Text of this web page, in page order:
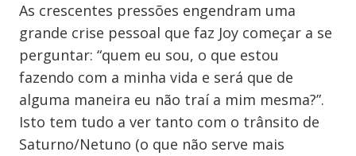
As crescentes pressões engendram uma
grande crise pessoal que faz Joy começar a se
perguntar: “quem eu sou, o que estou
fazendo com a minha vida e será que de
alguma maneira eu não traí a mim mesma?”.
Isto tem tudo a ver tanto com o trânsito de
Saturno/Netuno (o que não serve mais